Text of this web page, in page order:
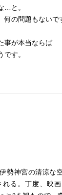
…と。
の問題もないで
事が本当ならば
す。
勢神宮の清涼な
る。丁度、映